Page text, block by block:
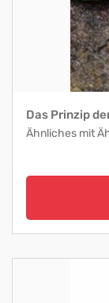
Das Prinzip
Ähnliches mit